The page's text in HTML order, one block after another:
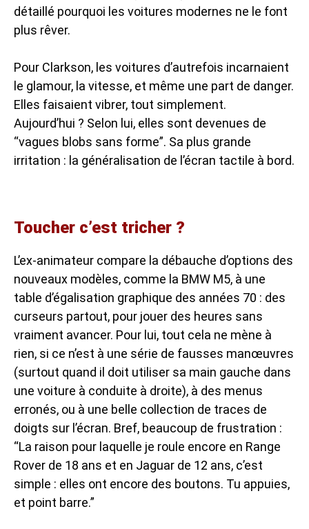
détaillé pourquoi les voitures modernes ne le font
plus rêver.
Pour Clarkson, les voitures d’autrefois incarnaient
le glamour, la vitesse, et même une part de danger.
Elles faisaient vibrer, tout simplement.
Aujourd’hui ? Selon lui, elles sont devenues de
“vagues blobs sans forme”. Sa plus grande
irritation : la généralisation de l’écran tactile à bord.
Toucher c’est tricher ?
L’ex-animateur compare la débauche d’options des
nouveaux modèles, comme la BMW M5, à une
table d’égalisation graphique des années 70 : des
curseurs partout, pour jouer des heures sans
vraiment avancer. Pour lui, tout cela ne mène à
rien, si ce n’est à une série de fausses manœuvres
(surtout quand il doit utiliser sa main gauche dans
une voiture à conduite à droite), à des menus
erronés, ou à une belle collection de traces de
doigts sur l’écran. Bref, beaucoup de frustration :
“La raison pour laquelle je roule encore en Range
Rover de 18 ans et en Jaguar de 12 ans, c’est
simple : elles ont encore des boutons. Tu appuies,
et point barre.”